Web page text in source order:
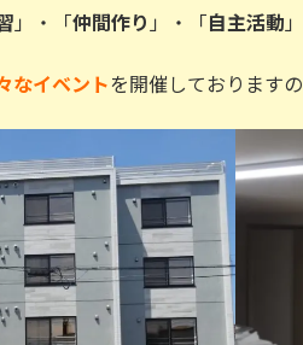
」・「仲間作り 」・「自主活動
なイベントを開催しております